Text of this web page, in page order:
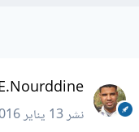
E.Nourddine
نشر13 يناير 2016